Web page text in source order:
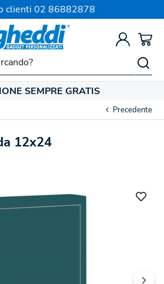
clienti 02 86882878
SEMPRE GRATIS
Precedente
12x24